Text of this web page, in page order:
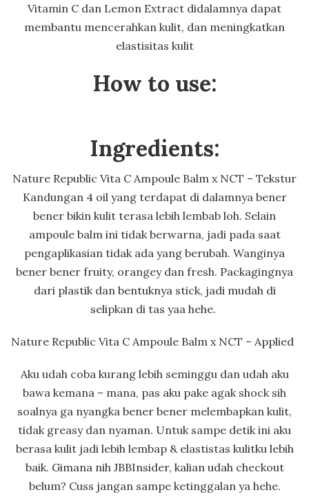
Vitamin C dan Lemon Extract didalamnya dapat
membantu mencerahkan kulit, dan meningkatkan
elastisitas kulit
How to use:
Ingredients:
Nature Republic Vita C Ampoule Balm x NCT – Tekstur
Kandungan 4 oil yang terdapat di dalamnya bener
bener bikin kulit terasa lebih lembab loh. Selain
ampoule balm ini tidak berwarna, jadi pada saat
pengaplikasian tidak ada yang berubah. Wanginya
bener bener fruity, orangey dan fresh. Packagingnya
dari plastik dan bentuknya stick, jadi mudah di
selipkan di tas yaa hehe.
Nature Republic Vita C Ampoule Balm x NCT – Applied
Aku udah coba kurang lebih seminggu dan udah aku
bawa kemana – mana, pas aku pake agak shock sih
soalnya ga nyangka bener bener melembapkan kulit,
tidak greasy dan nyaman. Untuk sampe detik ini aku
berasa kulit jadi lebih lembap & elastistas kulitku lebih
baik. Gimana nih JBBInsider, kalian udah checkout
belum? Cuss jangan sampe ketinggalan ya hehe.